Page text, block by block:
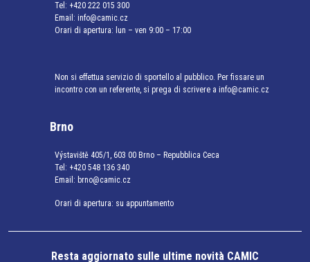
Tel: +420 222 015 300
Email: info@camic.cz
Orari di apertura: lun – ven 9:00 – 17:00
Non si effettua servizio di sportello al pubblico. Per fissare un
incontro con un referente, si prega di scrivere a info@camic.cz
Brno
Výstaviště 405/1, 603 00 Brno – Repubblica Ceca
Tel: +420 548 136 340
Email: brno@camic.cz
Orari di apertura: su appuntamento
Resta aggiornato sulle ultime novità CAMIC